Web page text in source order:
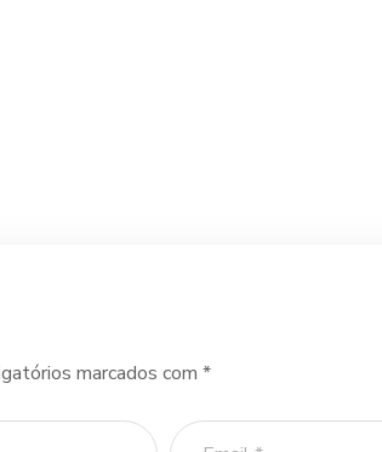
marcados com *